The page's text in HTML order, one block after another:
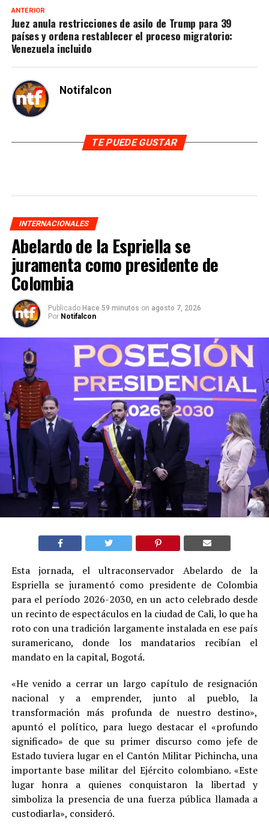
ANTERIOR
Juez anula restricciones de asilo de Trump para 39
países y ordena restablecer el proceso migratorio:
Venezuela incluido
Notifalcon
TE PUEDE GUSTAR
INTERNACIONALES
Abelardo de la Espriella se
juramenta como presidente de
Colombia
Publicado Hace 59 minutos on agosto 7, 2026
Por Notifalcon
Esta jornada, el ultraconservador Abelardo de la
Espriella se juramentó como presidente de Colombia
para el período 2026-2030, en un acto celebrado desde
un recinto de espectáculos en la ciudad de Cali, lo que ha
roto con una tradición largamente instalada en ese país
suramericano, donde los mandatarios recibían el
mandato en la capital, Bogotá.
«He venido a cerrar un largo capítulo de resignación
nacional y a emprender, junto al pueblo, la
transformación más profunda de nuestro destino»,
apuntó el político, para luego destacar el «profundo
significado» de que su primer discurso como jefe de
Estado tuviera lugar en el Cantón Militar Pichincha, una
importante base militar del Ejército colombiano. «Este
lugar honra a quienes conquistaron la libertad y
simboliza la presencia de una fuerza pública llamada a
custodiarla», consideró.